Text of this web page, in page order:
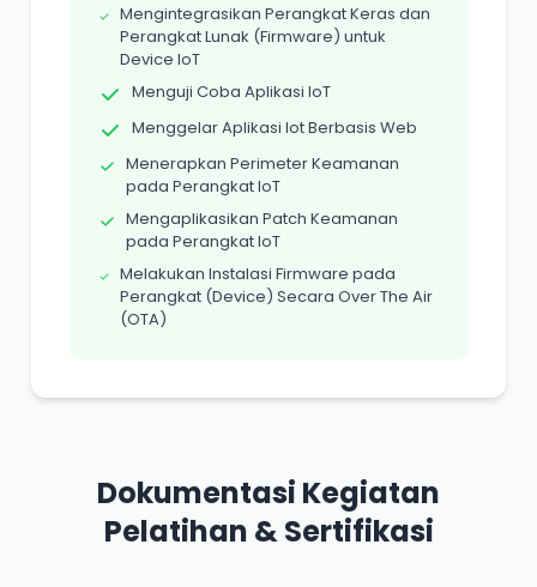
Mengintegrasikan Perangkat Keras dan
Perangkat Lunak (Firmware) untuk
Device IoT
Menguji Coba Aplikasi IoT
Menggelar Aplikasi Iot Berbasis Web
Menerapkan Perimeter Keamanan
pada Perangkat IoT
Mengaplikasikan Patch Keamanan
pada Perangkat IoT
Melakukan Instalasi Firmware pada
Perangkat (Device) Secara Over The Air
(OTA)
Dokumentasi Kegiatan
Pelatihan & Sertifikasi